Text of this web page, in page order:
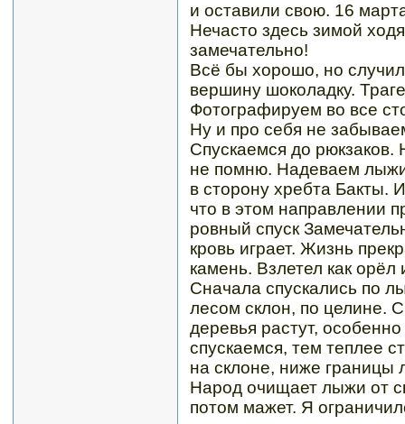
и оставили свою. 16
Нечасто здесь зимой
замечательно!
Всё бы хорошо, но
вершину шоколадку.
Фотографируем во все
Ну и про себя не
Спускаемся до рюкзаков.
не помню. Надеваем
в сторону хребта Бакты.
что в этом направлении
ровный спуск
кровь играет. Жизнь
камень. Взлетел как орёл
Сначала спускались по
лесом склон, по целине.
деревья растут,
спускаемся, тем теплее
на склоне, ниже границы
Народ очищает лыжи от
потом мажет. Я